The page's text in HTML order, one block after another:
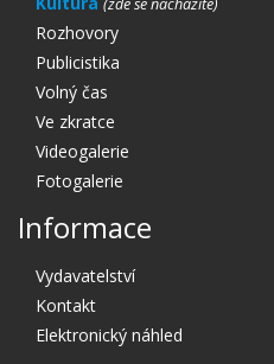
Rozhovory
Publicistika
Volný čas
Ve zkratce
Videogalerie
Fotogalerie
Informace
Vydavatelství
Kontakt
Elektronický náhled